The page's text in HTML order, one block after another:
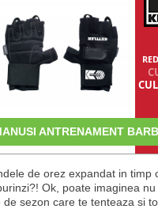
ANTRENAMENT
de orez expandat in timp
Ok, poate imaginea
sezon care te tenteaza si